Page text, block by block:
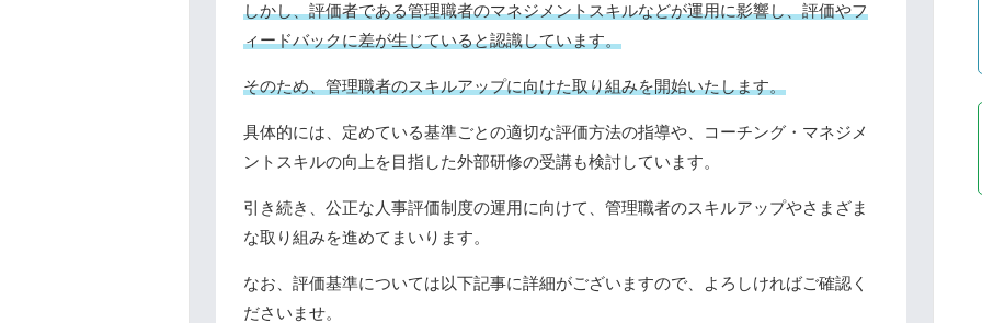
しかし、評価者である管理職者のマネジメントスキルなどが運用に影響し、評価やフ
ィードバックに差が生じていると認識しています。
そのため、管理職者のスキルアップに向けた取り組みを開始いたします。
具体的には、定めている基準ごとの適切な評価方法の指導や、コーチング・マネジメ
ントスキルの向上を目指した外部研修の受講も検討しています。
引き続き、公正な人事評価制度の運用に向けて、管理職者のスキルアップやさまざま
な取り組みを進めてまいります。
なお、評価基準については以下記事に詳細がございますので、よろしければご確認く
ださいませ。